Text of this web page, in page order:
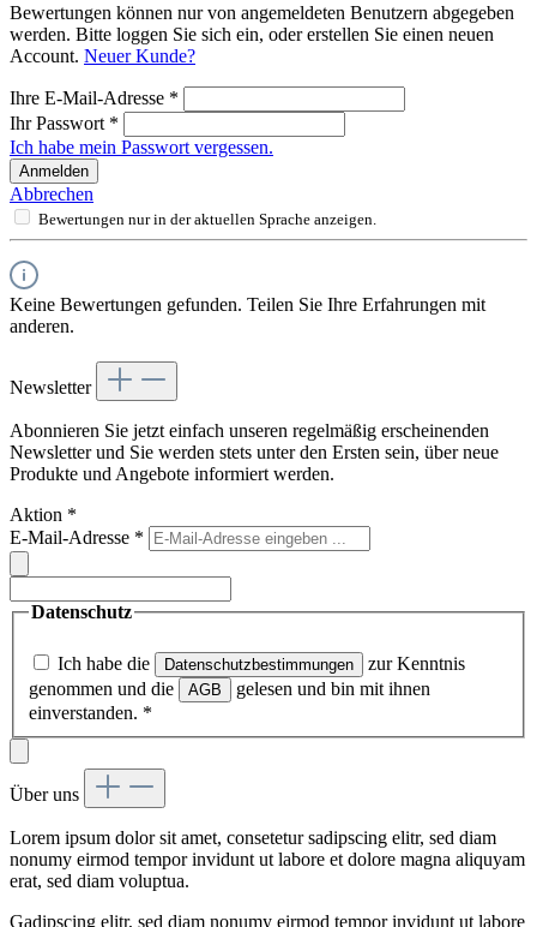
Bewertungen können nur von angemeldeten Benutzern abgegeben
werden. Bitte loggen Sie sich ein, oder erstellen Sie einen neuen
Account. Neuer Kunde?
Ihre E-Mail-Adresse *
Ihr Passwort *
Ich habe mein Passwort vergessen.
Anmelden
Abbrechen
Bewertungen nur in der aktuellen Sprache anzeigen.
Keine Bewertungen gefunden. Teilen Sie Ihre Erfahrungen mit
anderen.
Newsletter
Abonnieren Sie jetzt einfach unseren regelmäßig erscheinenden
Newsletter und Sie werden stets unter den Ersten sein, über neue
Produkte und Angebote informiert werden.
Aktion *
E-Mail-Adresse *
Datenschutz
Ich habe die Datenschutzbestimmungen
zur Kenntnis
genommen und die
AGB
gelesen und bin mit ihnen
einverstanden. *
Über uns
Lorem ipsum dolor sit amet, consetetur sadipscing elitr, sed diam
nonumy eirmod tempor invidunt ut labore et dolore magna aliquyam
erat, sed diam voluptua.
Gadipscing elitr, sed diam nonumy eirmod tempor invidunt ut labore